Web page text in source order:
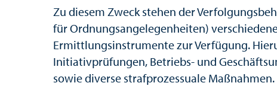
Zu diesem Zweck stehen der
für Ordnungsangelegenheiten)
Ermittlungsinstrumente zur Verfügung.
Initiativprüfungen, Betriebs- und
sowie diverse strafprozessuale Maßnahmen.